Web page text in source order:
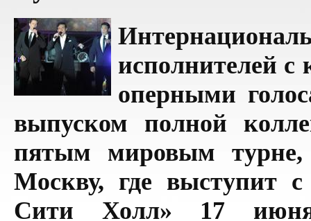
исполнителей с
оперными
выпуском полной
пятым мировым турне,
Москву, где выступит
Сити Холл» 17